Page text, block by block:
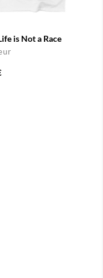
is Not a Race